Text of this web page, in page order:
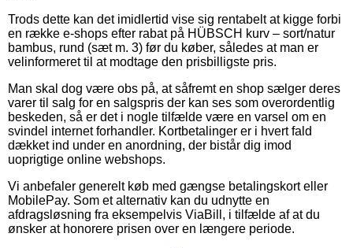
Trods dette kan det imidlertid vise sig rentabelt at kigge forbi
en række e-shops efter rabat på HÜBSCH kurv – sort/natur
bambus, rund (sæt m. 3) før du køber, således at man er
velinformeret til at modtage den prisbilligste pris.
Man skal dog være obs på, at såfremt en shop sælger deres
varer til salg for en salgspris der kan ses som overordentlig
beskeden, så er det i nogle tilfælde være en varsel om en
svindel internet forhandler. Kortbetalinger er i hvert fald
dækket ind under en anordning, der bistår dig imod
uoprigtige online webshops.
Vi anbefaler generelt køb med gængse betalingskort eller
MobilePay. Som et alternativ kan du udnytte en
afdragsløsning fra eksempelvis ViaBill, i tilfælde af at du
ønsker at honorere prisen over en længere periode.